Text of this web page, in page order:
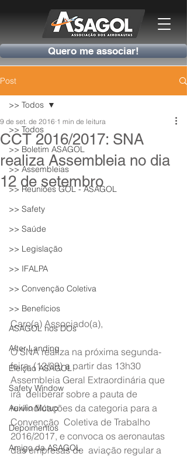
Quero me associar!
Post
>> Todos
>> Boletim ASAGOL
>> Assembleias
>> Reuniões GOL - ASAGOL
>> Safety
>> Saúde
>> Legislação
>> IFALPA
>> Convenção Coletiva
>> Benefícios
ASAGOL nos DOs
After Landing
Eleição ASAGOL
Safety Window
Auxílio Mútuo
Depoimentos
Amigo da ASAGOL
>> Todos
CCT 2016/2017: SNA
realiza Assembleia no dia
12 de setembro
9 de set. de 2016 1 min de leitura
Caro(a) Associado(a),
O SNA realiza na próxima segunda-
feira  (12/09) a partir das 13h30
Assembleia Geral Extraordinária que
irá  deliberar sobre a pauta de
reivindicações da categoria para a
Convenção  Coletiva de Trabalho
2016/2017, e convoca os aeronautas
das empresas de  aviação regular a